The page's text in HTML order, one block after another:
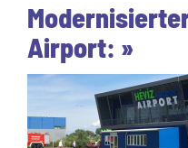
Airport: »